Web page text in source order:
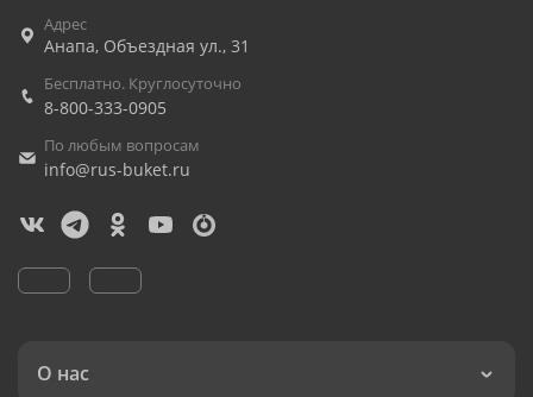
Адрес
Анапа, Объездная ул., 31
Бесплатно. Круглосуточно
8-800-333-0905
По любым вопросам
info@rus-buket.ru
О нас